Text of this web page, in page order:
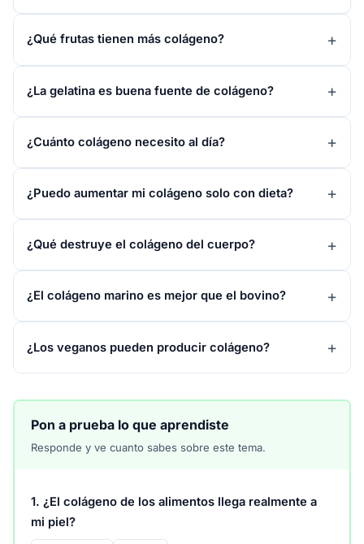
¿Qué frutas tienen más colágeno?
¿La gelatina es buena fuente de colágeno?
¿Cuánto colágeno necesito al día?
¿Puedo aumentar mi colágeno solo con dieta?
¿Qué destruye el colágeno del cuerpo?
¿El colágeno marino es mejor que el bovino?
¿Los veganos pueden producir colágeno?
Pon a prueba lo que aprendiste
Responde y ve cuanto sabes sobre este tema.
1. ¿El colágeno de los alimentos llega realmente a
mi piel?